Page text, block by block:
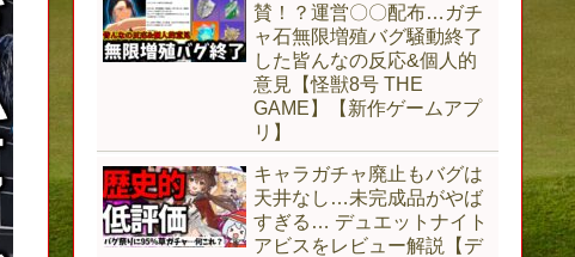
賛！？運営〇〇配布…ガチ
ャ石無限増殖バグ騒動終了
した皆んなの反応&個人的
意見【怪獣8号 THE
GAME】【新作ゲームアプ
リ】
キャラガチャ廃止もバグは
天井なし…未完成品がやば
すぎる… デュエットナイト
アビスをレビュー解説【デ